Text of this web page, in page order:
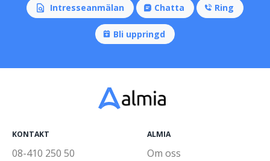
Intresseanmälan Chatta Ring
Bli uppringd
KONTAKT
08-410 250 50
ALMIA
Om oss